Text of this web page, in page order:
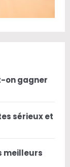
on gagner
sérieux et
meilleurs